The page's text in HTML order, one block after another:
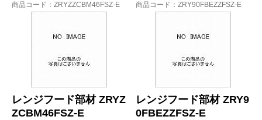
商品コード ：ZRYZZCBM46FSZ-E
レンジフード部材 ZRYZ
ZCBM46FSZ-E
商品コード ：ZRY90FBEZZFSZ-E
レンジフード部材 ZRY9
0FBEZZFSZ-E